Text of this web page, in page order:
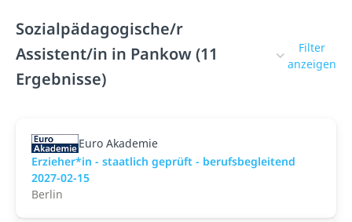
Sozialpädagogische/r
Assistent/in in Pankow (11
Ergebnisse)
Filter
anzeigen
Euro Akademie
Erzieher*in - staatlich geprüft - berufsbegleitend
2027-02-15
Berlin